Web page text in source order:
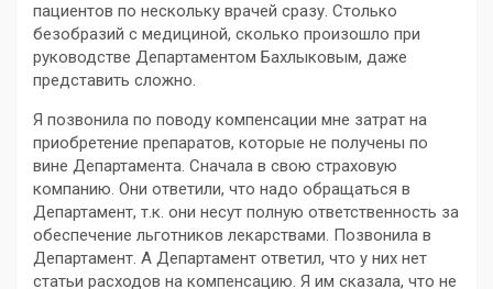
пациентов по нескольку врачей сразу. Столько
безобразий с медициной, сколько произошло при
руководстве Департаментом Бахлыковым, даже
представить сложно.
Я позвонила по поводу компенсации мне затрат на
приобретение препаратов, которые не получены по
вине Департамента. Сначала в свою страховую
компанию. Они ответили, что надо обращаться в
Департамент, т.к. они несут полную ответственность за
обеспечение льготников лекарствами. Позвонила в
Департамент. А Департамент ответил, что у них нет
статьи расходов на компенсацию. Я им сказала, что не